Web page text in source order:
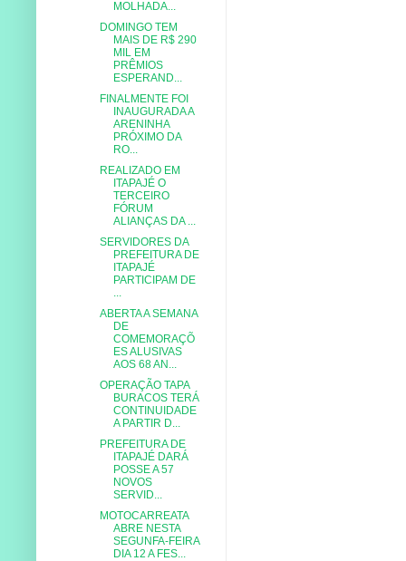
MOLHADA...
DOMINGO TEM
MAIS DE R$ 290
MIL EM
PRÊMIOS
ESPERAND...
FINALMENTE FOI
INAUGURADA A
ARENINHA
PRÓXIMO DA
RO...
REALIZADO EM
ITAPAJÉ O
TERCEIRO
FÓRUM
ALIANÇAS DA ...
SERVIDORES DA
PREFEITURA DE
ITAPAJÉ
PARTICIPAM DE
ABERTA A SEMANA
DE
COMEMORAÇÕ
ES ALUSIVAS
AOS 68 AN...
OPERAÇÃO TAPA
BURACOS TERÁ
CONTINUIDADE
A PARTIR D...
PREFEITURA DE
ITAPAJÉ DARÁ
POSSE A 57
NOVOS
SERVID...
MOTOCARREATA
ABRE NESTA
SEGUNFA-FEIRA
DIA 12 A FES...